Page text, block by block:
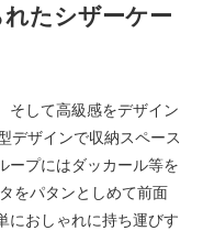
たシザーケー
そして高級感をデザイン
デザインで収納スペース
ープにはダッカール等を
をパタンとしめて前面
におしゃれに持ち運びす